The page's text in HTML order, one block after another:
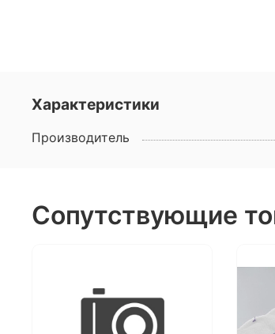
Характеристики
Производитель
Сопутствующие